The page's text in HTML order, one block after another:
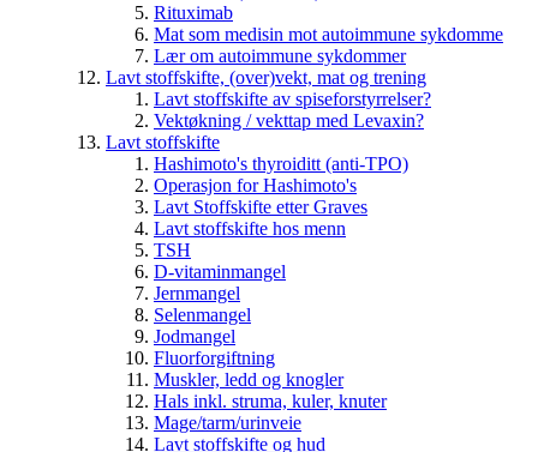
Rituximab
Mat som medisin mot autoimmune sykdomme
Lær om autoimmune sykdommer
Lavt stoffskifte, (over)vekt, mat og trening
Lavt stoffskifte av spiseforstyrrelser?
Vektøkning / vekttap med Levaxin?
Lavt stoffskifte
Hashimoto's thyroiditt (anti-TPO)
Operasjon for Hashimoto's
Lavt Stoffskifte etter Graves
Lavt stoffskifte hos menn
TSH
D-vitaminmangel
Jernmangel
Selenmangel
Jodmangel
Fluorforgiftning
Muskler, ledd og knogler
Hals inkl. struma, kuler, knuter
Mage/tarm/urinveie
Lavt stoffskifte og hud